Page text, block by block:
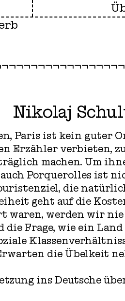
Nikolaj
Paris ist kein guter
Erzähler verbieten,
machen. Um
auch Porquerolles ist
die
geht auf die
waren, werden wir
die Frage, wie ein
die Übelkeit
ins Deutsche